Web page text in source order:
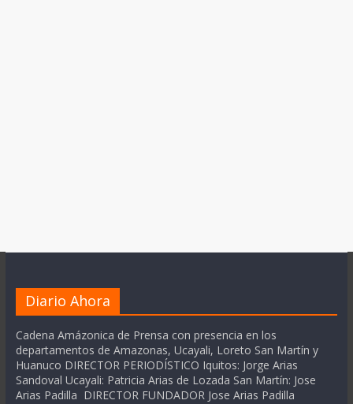
Diario Ahora
Cadena Amázonica de Prensa con presencia en los
departamentos de Amazonas, Ucayali, Loreto San Martín y
Huanuco DIRECTOR PERIODÍSTICO Iquitos: Jorge Arias
Sandoval Ucayali: Patricia Arias de Lozada San Martín: Jose
Arias Padilla DIRECTOR FUNDADOR Jose Arias Padilla